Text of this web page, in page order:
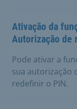
Ativação da
Autorização de
Pode ativar a
sua autorização
redefinir o PIN.